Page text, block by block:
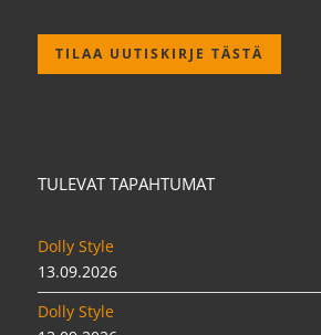
TILAA UUTISKIRJE TÄSTÄ
TULEVAT TAPAHTUMAT
Dolly Style
13.09.2026
Dolly Style